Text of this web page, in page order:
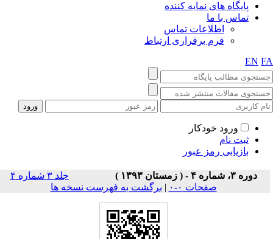
پایگاه های نمایه کننده
تماس با ما
اطلاعات تماس
فرم برقراری ارتباط
EN
ورود خودکار
ثبت نام
بازیابی رمز عبور
دوره ۳، شماره ۴ - ( زمستان ۱۳۹۳ )
جلد ۳ شماره ۴
صفحات ۰-۰
| برگشت به فهرست نسخه ها